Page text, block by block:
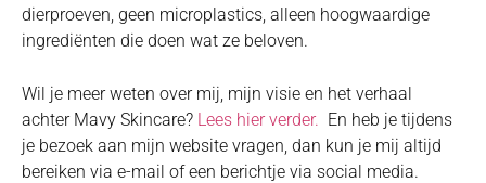
dierproeven, geen microplastics, alleen hoogwaardige
ingrediënten die doen wat ze beloven.
Wil je meer weten over mij, mijn visie en het verhaal
achter Mavy Skincare? Lees hier verder. En heb je tijdens
je bezoek aan mijn website vragen, dan kun je mij altijd
bereiken via e-mail of een berichtje via social media.